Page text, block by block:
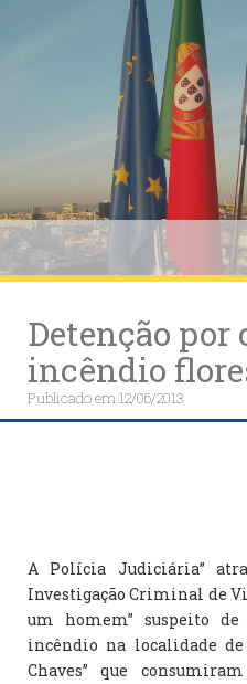
Detenção por
incêndio
Publicado em12/06/2013
A Polícia Judiciária”
Investigação Criminal de
um homem” suspeito
incêndio na localidade de
Chaves” que